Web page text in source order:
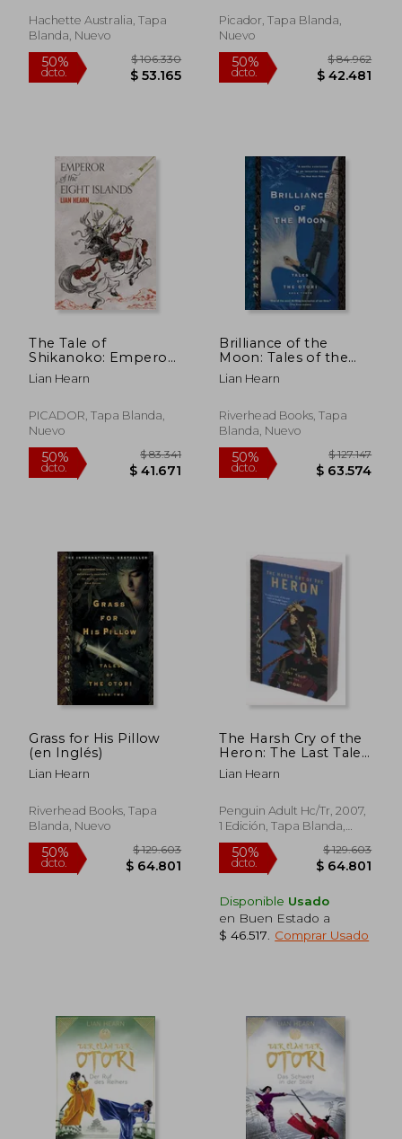
50%
dcto. $ 48.253
50%
dcto.
Hachette Australia, Tapa
Blanda, Nuevo
50%
dcto.
$ 106.330
$ 53.165
Picador, Tapa Blanda,
Nuevo
50%
dcto.
$
$
The Tale of
Shikanoko: Emperor
of the Eight Islands
Lian Hearn
PICADOR, Tapa Blanda,
Nuevo
Brilliance of the
Moon: Tales of the
Otori, Book Three (en
Inglés)
Lian Hearn
Riverhead Books, Tapa
Blanda, Nuevo
Grass for His Pillow
(en Inglés)
Lian Hearn
Riverhead Books, Tapa
Blanda, Nuevo
The Harsh Cry of the
Heron: The Last Tale
of the Otori (en
Inglés)
Lian Hearn
Penguin Adult Hc/Tr, 2007,
1 Edición, Tapa Blanda,
Nuevo
Disponible Usado
en Buen Estado a
$ 46.517
Comprar Usado